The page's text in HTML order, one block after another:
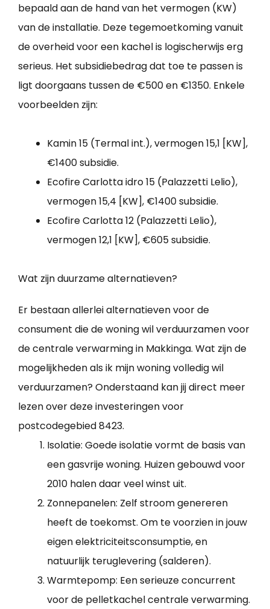
bepaald aan de hand van het vermogen (KW)
van de installatie. Deze tegemoetkoming vanuit
de overheid voor een kachel is logischerwijs erg
serieus. Het subsidiebedrag dat toe te passen is
ligt doorgaans tussen de €500 en €1350. Enkele
voorbeelden zijn:
Kamin 15 (Termal int.), vermogen 15,1 [KW],
€1400 subsidie.
Ecofire Carlotta idro 15 (Palazzetti Lelio),
vermogen 15,4 [KW], €1400 subsidie.
Ecofire Carlotta 12 (Palazzetti Lelio),
vermogen 12,1 [KW], €605 subsidie.
Wat zijn duurzame alternatieven?
Er bestaan allerlei alternatieven voor de
consument die de woning wil verduurzamen voor
de centrale verwarming in Makkinga. Wat zijn de
mogelijkheden als ik mijn woning volledig wil
verduurzamen? Onderstaand kan jij direct meer
lezen over deze investeringen voor
postcodegebied 8423.
Isolatie: Goede isolatie vormt de basis van
een gasvrije woning. Huizen gebouwd voor
2010 halen daar veel winst uit.
Zonnepanelen: Zelf stroom genereren
heeft de toekomst. Om te voorzien in jouw
eigen elektriciteitsconsumptie, en
natuurlijk teruglevering (salderen).
Warmtepomp: Een serieuze concurrent
voor de pelletkachel centrale verwarming.